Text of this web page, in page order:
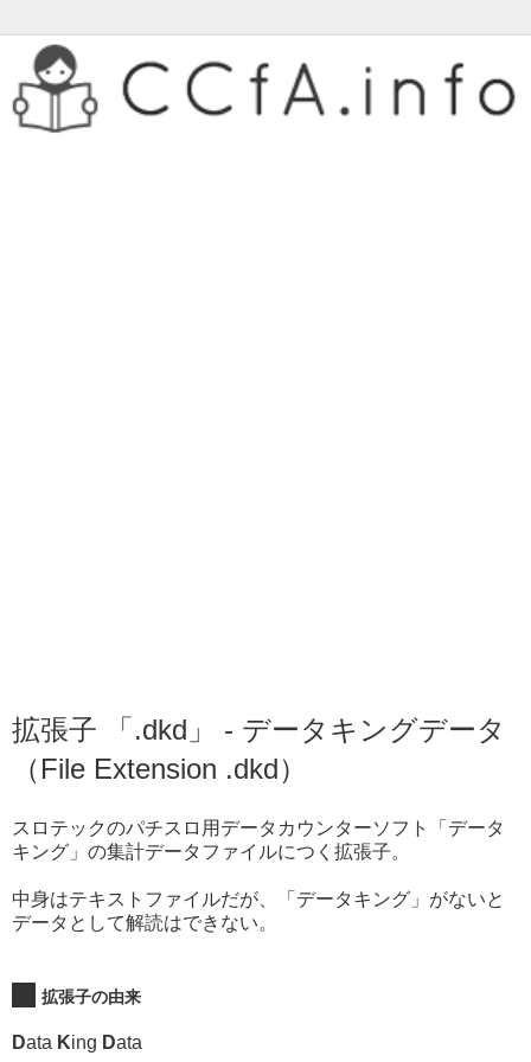
拡張子 「.dkd」 - データキングデータ
（File Extension .dkd）
スロテックのパチスロ用データカウンターソフト「データ
キング」の集計データファイルにつく拡張子。
中身はテキストファイルだが、「データキング」がないと
データとして解読はできない。
拡張子の由来
Data King Data